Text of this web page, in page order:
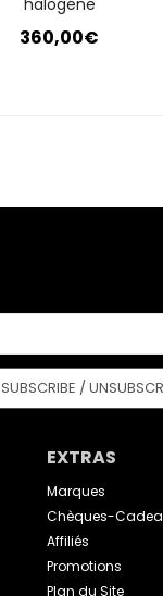
halogéne
360,00€
SUBSCRIBE /
EXTRAS
Marques
Chèques-
Affiliés
Promotions
Plan du Site